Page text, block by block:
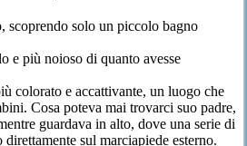
scoprendo solo un piccolo bagno
e più noioso di quanto avesse
colorato e accattivante, un luogo che
Cosa poteva mai trovarci suo padre,
guardava in alto, dove una serie di
sul marciapiede esterno.